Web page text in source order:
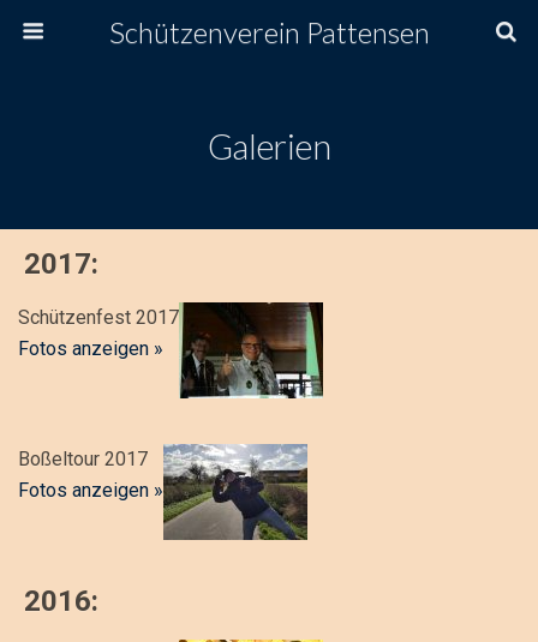
Schützenverein Pattensen
Galerien
2017:
Schützenfest 2017
Fotos anzeigen »
Boßeltour 2017
Fotos anzeigen »
2016: